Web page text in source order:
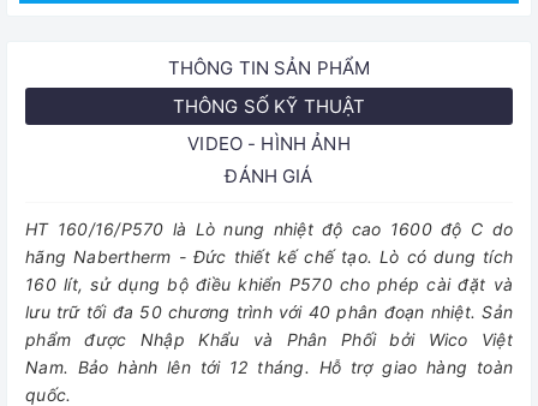
THÔNG TIN SẢN PHẨM
THÔNG SỐ KỸ THUẬT
VIDEO - HÌNH ẢNH
ĐÁNH GIÁ
HT 160/16/P570 là Lò nung nhiệt độ cao 1600 độ C do
hãng Nabertherm - Đức thiết kế chế tạo. Lò có dung tích
160 lít, sử dụng bộ điều khiển P570 cho phép cài đặt và
lưu trữ tối đa 50 chương trình với 40 phân đoạn nhiệt. Sản
phẩm được Nhập Khẩu và Phân Phối bởi Wico Việt
Nam. Bảo hành lên tới 12 tháng. Hỗ trợ giao hàng toàn
quốc.